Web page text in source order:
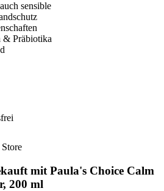
sensible
& Präbiotika
mit Paula's Choice Calm
200 ml